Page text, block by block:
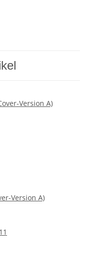
Version A)